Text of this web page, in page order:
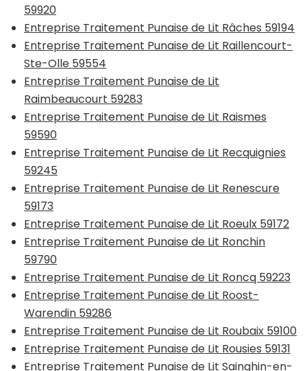
59920
Entreprise Traitement Punaise de Lit Râches 59194
Entreprise Traitement Punaise de Lit Raillencourt-
Ste-Olle 59554
Entreprise Traitement Punaise de Lit
Raimbeaucourt 59283
Entreprise Traitement Punaise de Lit Raismes
59590
Entreprise Traitement Punaise de Lit Recquignies
59245
Entreprise Traitement Punaise de Lit Renescure
59173
Entreprise Traitement Punaise de Lit Roeulx 59172
Entreprise Traitement Punaise de Lit Ronchin
59790
Entreprise Traitement Punaise de Lit Roncq 59223
Entreprise Traitement Punaise de Lit Roost-
Warendin 59286
Entreprise Traitement Punaise de Lit Roubaix 59100
Entreprise Traitement Punaise de Lit Rousies 59131
Entreprise Traitement Punaise de Lit Sainghin-en-